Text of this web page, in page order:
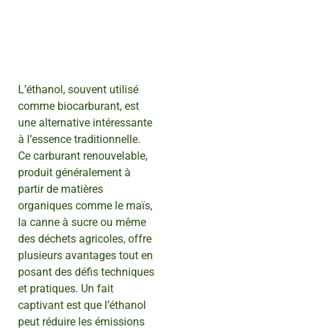
L’éthanol, souvent utilisé
comme biocarburant, est
une alternative intéressante
à l’essence traditionnelle.
Ce carburant renouvelable,
produit généralement à
partir de matières
organiques comme le maïs,
la canne à sucre ou même
des déchets agricoles, offre
plusieurs avantages tout en
posant des défis techniques
et pratiques. Un fait
captivant est que l’éthanol
peut réduire les émissions